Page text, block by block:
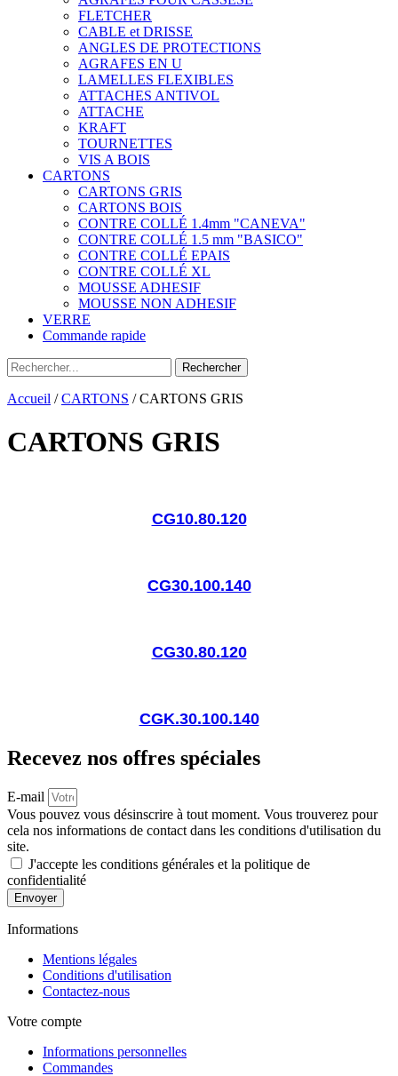
FLETCHER
CABLE et DRISSE
ANGLES DE PROTECTIONS
AGRAFES EN U
LAMELLES FLEXIBLES
ATTACHES ANTIVOL
ATTACHE
KRAFT
TOURNETTES
VIS A BOIS
CARTONS
CARTONS GRIS
CARTONS BOIS
CONTRE COLLÉ 1.4mm "CANEVA"
CONTRE COLLÉ 1.5 mm "BASICO"
CONTRE COLLÉ EPAIS
CONTRE COLLÉ XL
MOUSSE ADHESIF
MOUSSE NON ADHESIF
VERRE
Commande rapide
Accueil /CARTONS / CARTONS GRIS
CARTONS GRIS
CG10.80.120
CG30.100.140
CG30.80.120
CGK.30.100.140
Recevez nos offres spéciales
E-mail
Vous pouvez vous désinscrire à tout moment. Vous trouverez pour
cela nos informations de contact dans les conditions d'utilisation du
site.
J'accepte les conditions générales et la politique de
confidentialité
Envoyer
Informations
Mentions légales
Conditions d'utilisation
Contactez-nous
Votre compte
Informations personnelles
Commandes